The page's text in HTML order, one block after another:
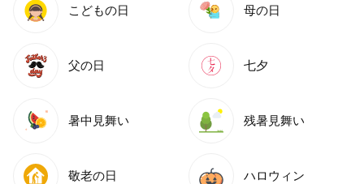
こどもの日 母の日
父の日 七夕
暑中見舞い 残暑見舞い
敬老の日 ハロウィン